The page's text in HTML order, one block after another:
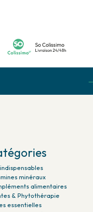
minéraux
alimentaires
& Phytothérapie
essentielles